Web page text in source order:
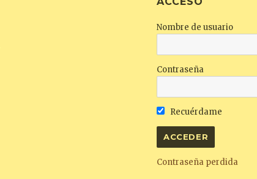
Nombre de usuario
Contraseña
Recuérdame
Contraseña perdida